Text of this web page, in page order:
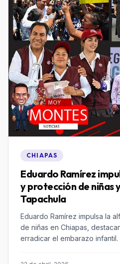
CHIAPAS
Eduardo Ramírez
y protección de niñas
Tapachula
Eduardo Ramírez impulsa la
de niñas en Chiapas,
erradicar el embarazo infantil.